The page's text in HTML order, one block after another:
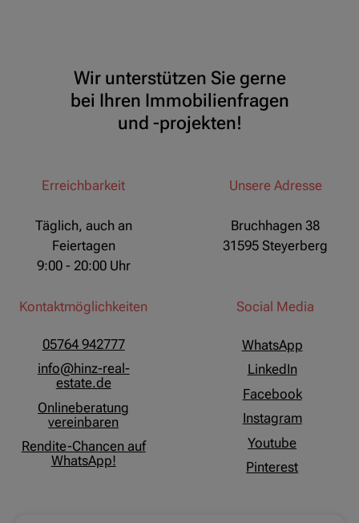
Wir unterstützen Sie gerne
bei Ihren Immobilienfragen
und -projekten!
Erreichbarkeit
Täglich, auch an
Feiertagen
9:00 - 20:00 Uhr
Kontaktmöglichkeiten
05764 942777
info@hinz-real-
estate.de
Onlineberatung
vereinbaren
Rendite-Chancen auf
WhatsApp!
Unsere Adresse
Bruchhagen 38
31595 Steyerberg
Social Media
WhatsApp
LinkedIn
Facebook
Instagram
Youtube
Pinterest